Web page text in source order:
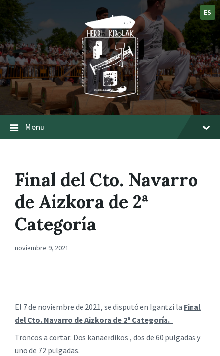
ES
Menu
Final del Cto. Navarro
de Aizkora de 2ª
Categoría
noviembre 9, 2021
El 7 de noviembre de 2021, se disputó en Igantzi la Final
del Cto. Navarro de Aizkora de 2ª Categoría.
Troncos a cortar: Dos kanaerdikos , dos de 60 pulgadas y
uno de 72 pulgadas.